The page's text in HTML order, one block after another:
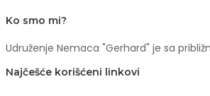
Ko smo mi?
Udruženje Nemaca "Gerhard" je sa
Najčešće korišćeni linkovi